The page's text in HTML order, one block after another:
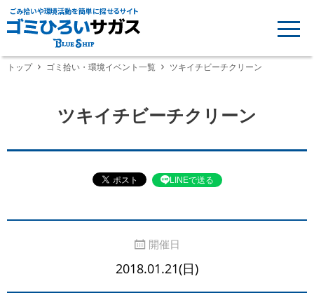
ごみ拾いや環境活動を簡単に探せるサイト
トップ ゴミ拾い・環境イベント一覧 ツキイチビーチクリーン
ツキイチビーチクリーン
LINEで送る
開催日
2018.01.21(日)